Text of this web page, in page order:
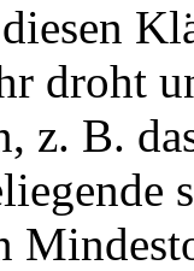
droht
z. B.